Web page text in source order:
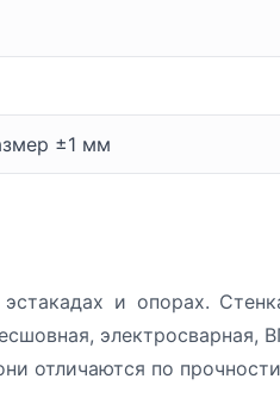
±1 мм
эстакадах и опорах.
электросварная,
отличаются по